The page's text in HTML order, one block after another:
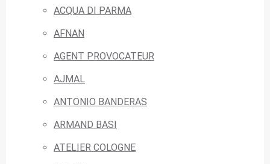
ACQUA DI PARMA
AFNAN
AGENT PROVOCATEUR
AJMAL
ANTONIO BANDERAS
ARMAND BASI
ATELIER COLOGNE